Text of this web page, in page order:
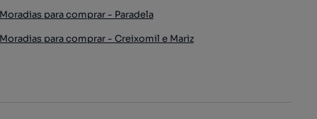
para comprar - Paradela
para comprar - Creixomil e Mariz